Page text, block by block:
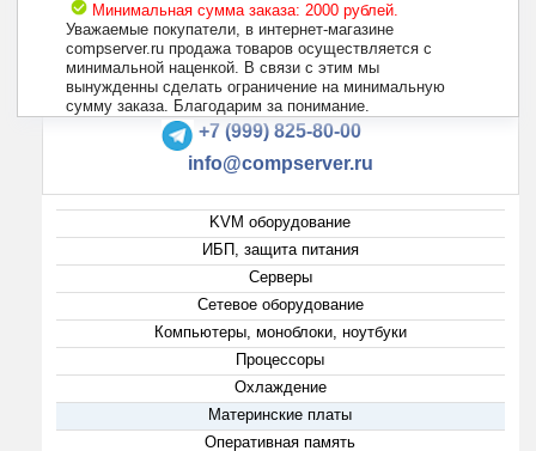
Минимальная сумма заказа: 2000 рублей.
Уважаемые покупатели, в интернет-магазине
compserver.ru продажа товаров осуществляется с
минимальной наценкой. В связи с этим мы
вынужденны сделать ограничение на минимальную
сумму заказа. Благодарим за понимание.
+7 (495) 223-13-47
+7 (999) 825-80-00
info@compserver.ru
KVM оборудование
ИБП, защита питания
Серверы
Сетевое оборудование
Компьютеры, моноблоки, ноутбуки
Процессоры
Охлаждение
Материнские платы
Оперативная память